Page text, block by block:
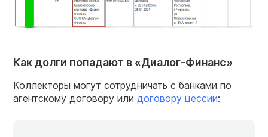
Как долги попадают в «Диалог-Финанс»
Коллекторы могут сотрудничать с банками по
агентскому договору или договору цессии: